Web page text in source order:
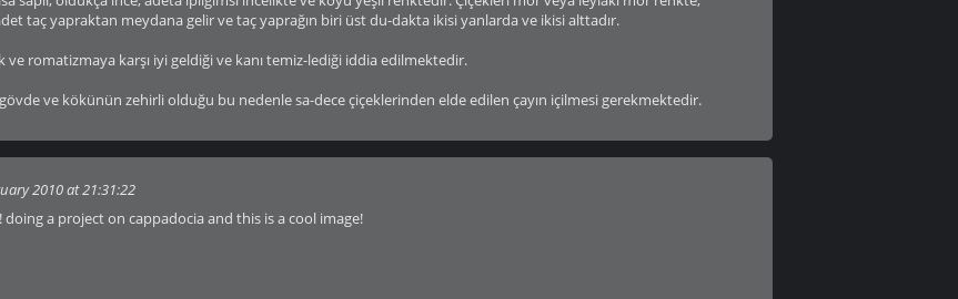
taç yapraktan meydana gelir ve taç yaprağın biri üst du-dakta ikisi yanlarda ve ikisi alttadır.
ve romatizmaya karşı iyi geldiği ve kanı temiz-lediği iddia edilmektedir.
ve kökünün zehirli olduğu bu nedenle sa-dece çiçeklerinden elde edilen çayın içilmesi gerekmektedir.
2010 at 21:31:22
a project on cappadocia and this is a cool image!